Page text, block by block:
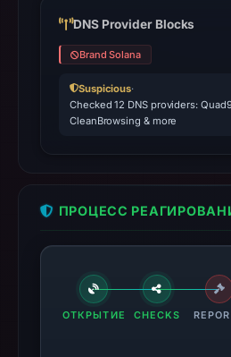
DNS Provider Blocks
Brand Solana
Suspicious·
Checked 12 DNS providers:
CleanBrowsing & more
ПРОЦЕСС
ОТКРЫТИЕ CHECKS